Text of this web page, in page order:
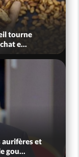
tourne
e...
et
gou...